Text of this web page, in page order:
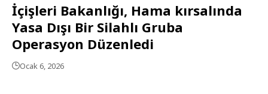
İçişleri Bakanlığı, Hama kırsalında
Yasa Dışı Bir Silahlı Gruba
Operasyon Düzenledi
Ocak 6, 2026